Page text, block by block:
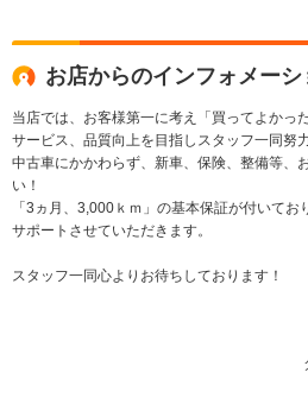
お店からのインフォメーシ
当店では、お客様第一に考え「買ってよかっ
サービス、品質向上を目指しスタッフ一同努
中古車にかかわらず、新車、保険、整備等、
い！
「3ヵ月、3,000ｋｍ」の基本保証が付いてお
サポートさせていただきます。
スタッフ一同心よりお待ちしております！